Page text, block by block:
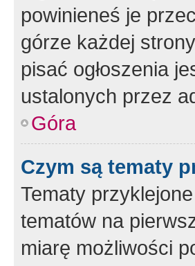
powinieneś je
górze każdej
pisać ogłoszenia
ustalonych przez
Góra
Czym są tematy
Tematy
tematów na
miarę możliwości